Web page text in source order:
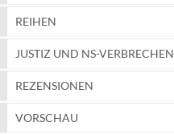
REIHEN
JUSTIZ UND NS-VERBRECHEN
REZENSIONEN
VORSCHAU